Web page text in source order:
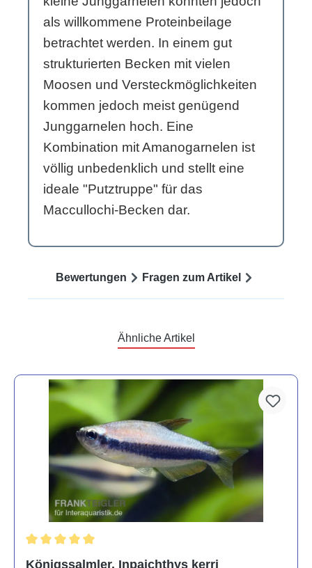
als willkommene Proteinbeilage
betrachtet werden. In einem gut
strukturierten Becken mit vielen
Moosen und Versteckmöglichkeiten
kommen jedoch meist genügend
Junggarnelen hoch. Eine
Kombination mit Amanogarnelen ist
völlig unbedenklich und stellt eine
ideale "Putztruppe" für das
Maccullochi-Becken dar.
Bewertungen Fragen zum Artikel
Ähnliche Artikel
Königssalmler, Inpaichthys kerri